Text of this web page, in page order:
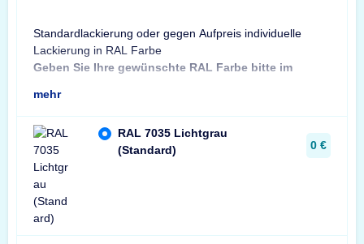
Standardlackierung oder gegen Aufpreis individuelle
Lackierung in RAL Farbe
Geben Sie Ihre gewünschte RAL Farbe bitte im
mehr
RAL 7035 Lichtgrau
(Standard)
0 €